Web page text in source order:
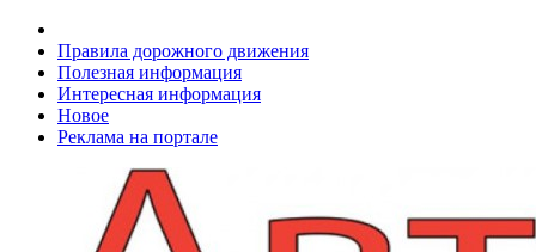
Правила дорожного движения
Полезная информация
Интересная информация
Новое
Реклама на портале